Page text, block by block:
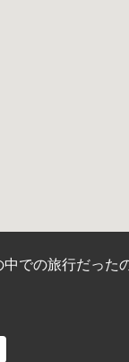
での旅行だった